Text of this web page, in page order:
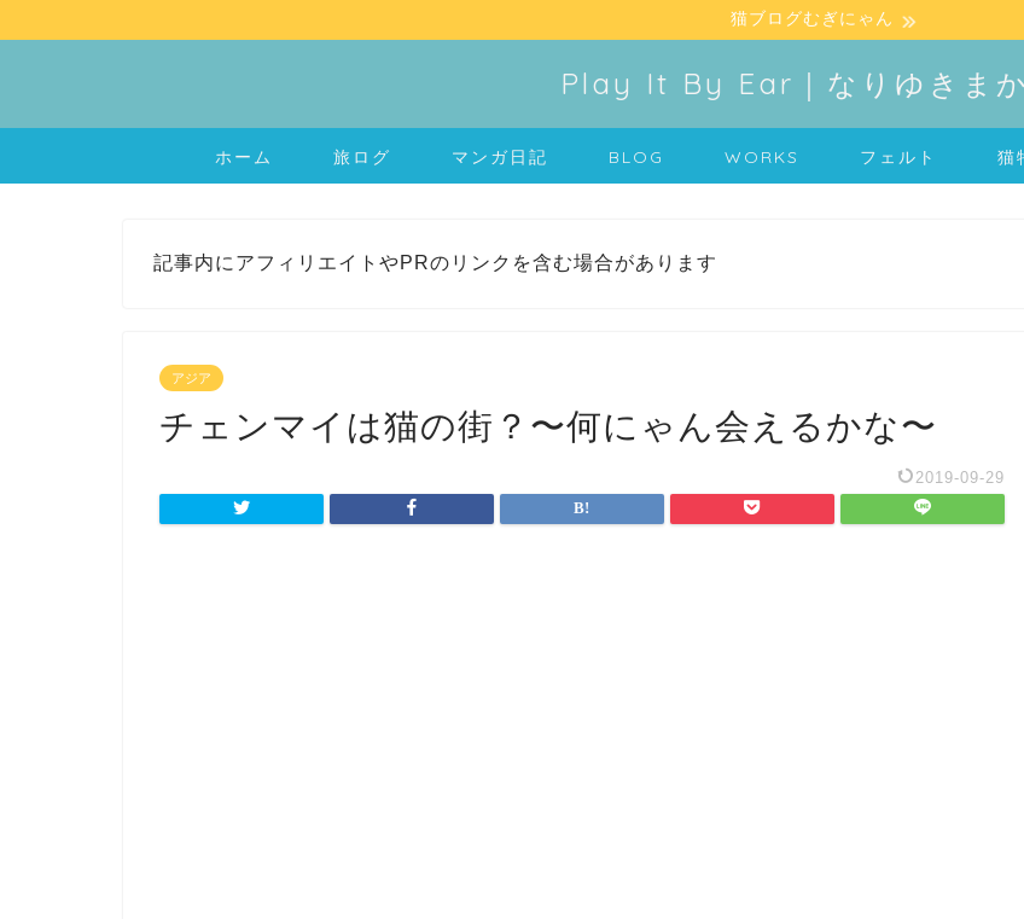
猫ブログむぎにゃん
Play It By Ear｜なりゆきま
ホーム 旅ログ マンガ日記 BLOG WORKS フェルト 猫
記事内にアフィリエイトやPRのリンクを含む場合があります
アジア
チェンマイは猫の街？〜何にゃん会えるかな〜
2019-09-29